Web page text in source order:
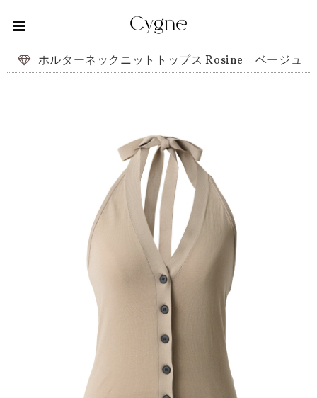
ホルターネックニットトップス Rosine ベージュ